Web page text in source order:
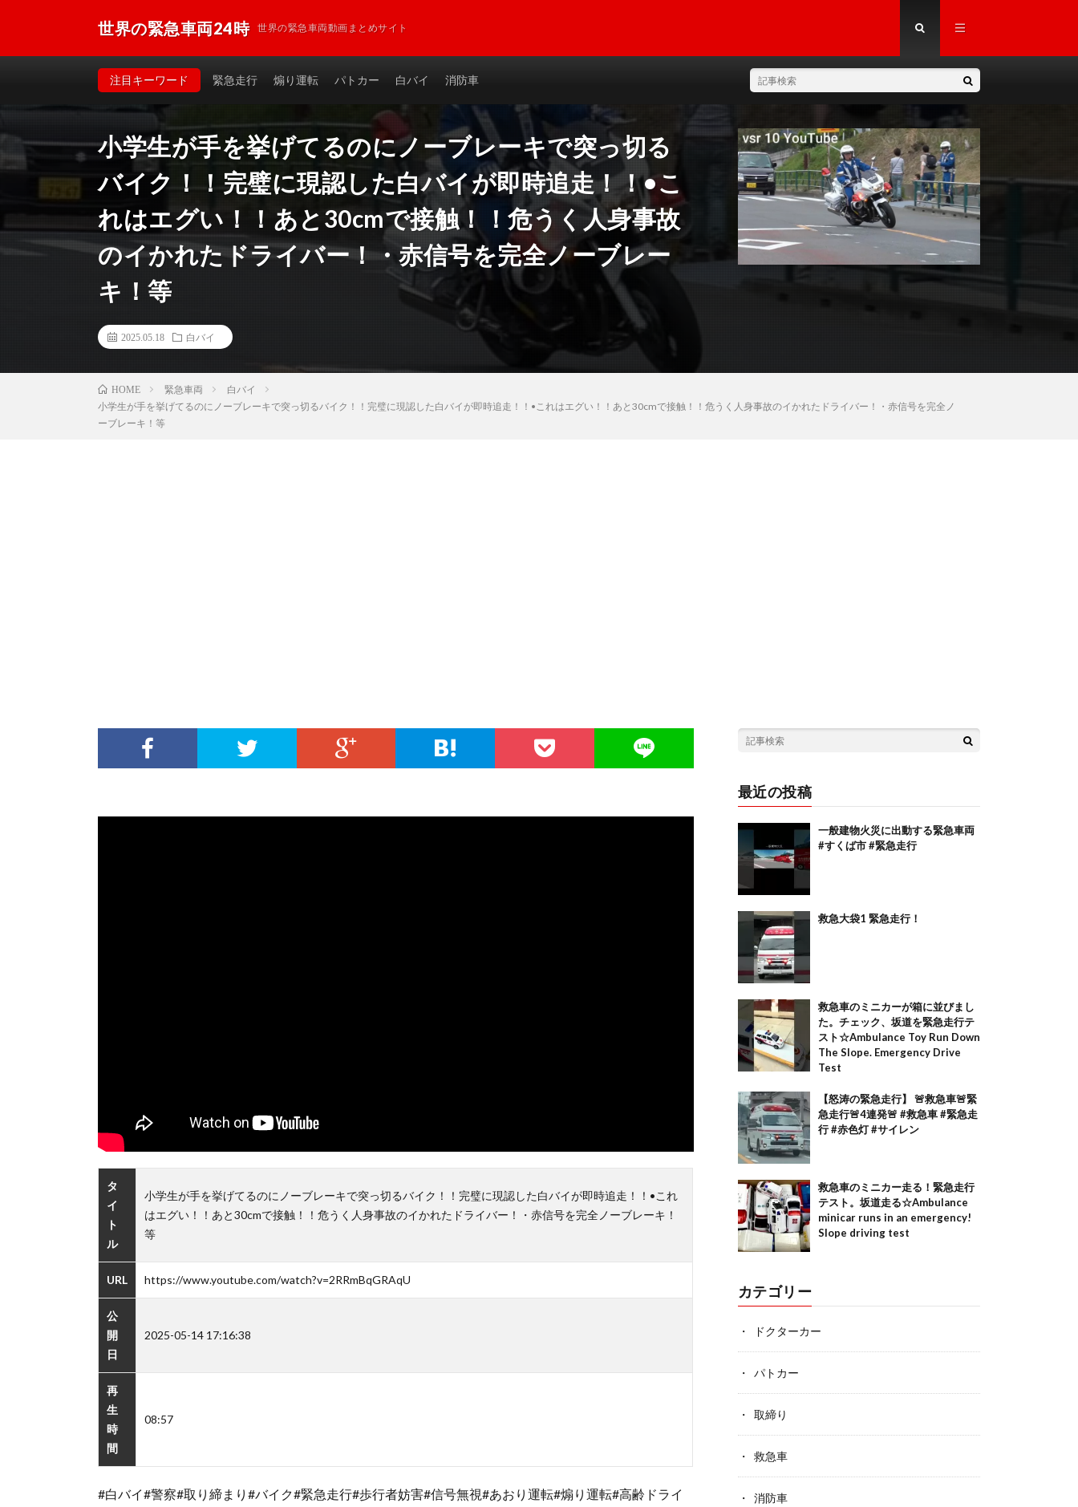
世界の緊急車両24時 世界の緊急車両動画まとめサイト
注目キーワード 緊急走行 煽り運転 パトカー 白バイ 消防車
小学生が手を挙げてるのにノーブレーキで突っ切る
バイク！！完璧に現認した白バイが即時追走！！•こ
れはエグい！！あと30cmで接触！！危うく人身事故
のイかれたドライバー！・赤信号を完全ノーブレー
キ！等
2025.05.18 白バイ
HOME 緊急車両
白バイ
小学生が手を挙げてるのにノーブレーキで突っ切るバイク！！完璧に現認した白バイが即時追走！！•これはエグい！！あと30cmで接触！！危うく人身事故のイかれたドライバー！・赤信号を完全ノ
ーブレーキ！等
タ
イ
ト
ル
小学生が手を挙げてるのにノーブレーキで突っ切るバイク！！完璧に現認した白バイが即時追走！！•これ
はエグい！！あと30cmで接触！！危うく人身事故のイかれたドライバー！・赤信号を完全ノーブレーキ！
等
URL https://www.youtube.com/watch?v=2RRmBqGRAqU
公
開
日
2025-05-14 17:16:38
再
生
時
間
08:57
#白バイ#警察#取り締まり#バイク#緊急走行#歩行者妨害#信号無視#あおり運転#煽り運転#高齢ドライ
最近の投稿
一般建物火災に出動する緊急車両
#すくば市 #緊急走行
救急大袋1 緊急走行！
救急車のミニカーが箱に並びまし
た。チェック、坂道を緊急走行テ
スト☆Ambulance Toy Run Down
The Slope. Emergency Drive
Test
【怒涛の緊急走行】 🚨救急車🚨緊
急走行🚨4連発🚨 #救急車 #緊急走
行 #赤色灯 #サイレン
救急車のミニカー走る！緊急走行
テスト。坂道走る☆Ambulance
minicar runs in an emergency!
Slope driving test
カテゴリー
ドクターカー
パトカー
取締り
救急車
消防車